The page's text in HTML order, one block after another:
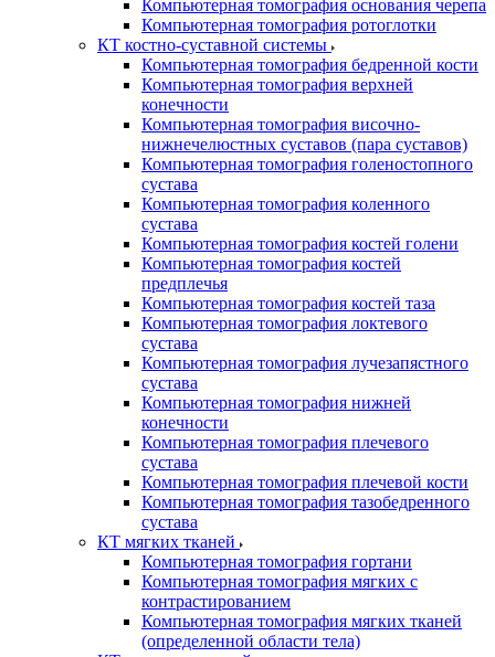
Компьютерная томография основания черепа
Компьютерная томография ротоглотки
КТ костно-суставной системы
Компьютерная томография бедренной кости
Компьютерная томография верхней
конечности
Компьютерная томография височно-
нижнечелюстных суставов (пара суставов)
Компьютерная томография голеностопного
сустава
Компьютерная томография коленного
сустава
Компьютерная томография костей голени
Компьютерная томография костей
предплечья
Компьютерная томография костей таза
Компьютерная томография локтевого
сустава
Компьютерная томография лучезапястного
сустава
Компьютерная томография нижней
конечности
Компьютерная томография плечевого
сустава
Компьютерная томография плечевой кости
Компьютерная томография тазобедренного
сустава
КТ мягких тканей
Компьютерная томография гортани
Компьютерная томография мягких с
контрастированием
Компьютерная томография мягких тканей
(определенной области тела)